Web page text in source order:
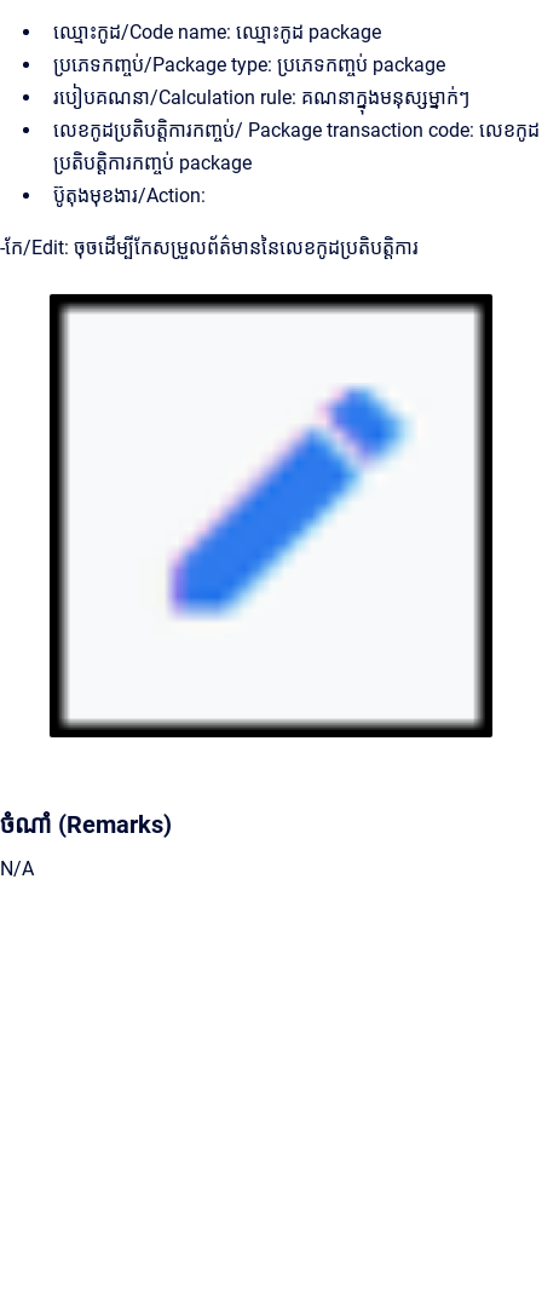
ឈ្មោះកូដ/Code name: ឈ្មោះកូដ package
ប្រភេទកញ្ចប់/Package type: ប្រភេទកញ្ចប់ package
របៀបគណនា/Calculation rule: គណនាក្នុងមនុស្សម្នាក់ៗ
លេខកូដប្រតិបត្តិការកញ្ចប់/ Package transaction code: លេខកូដ
ប្រតិបត្តិការកញ្ចប់ package
ប៊ូតុងមុខងារ/Action:
-កែ/Edit: ចុចដើម្បីកែសម្រួលព័ត៌មាននៃលេខកូដប្រតិបត្តិការ
ចំណាំ (Remarks)
N/A